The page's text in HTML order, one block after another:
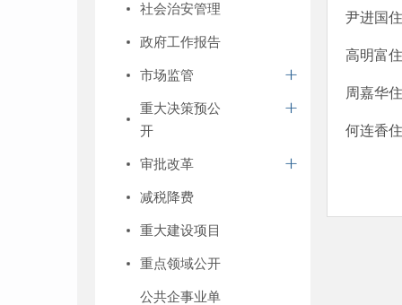
社会治安管理
政府工作报告
市场监管
重大决策预公
开
审批改革
减税降费
重大建设项目
重点领域公开
公共企事业单
尹进国
高明富
周嘉华
何连香